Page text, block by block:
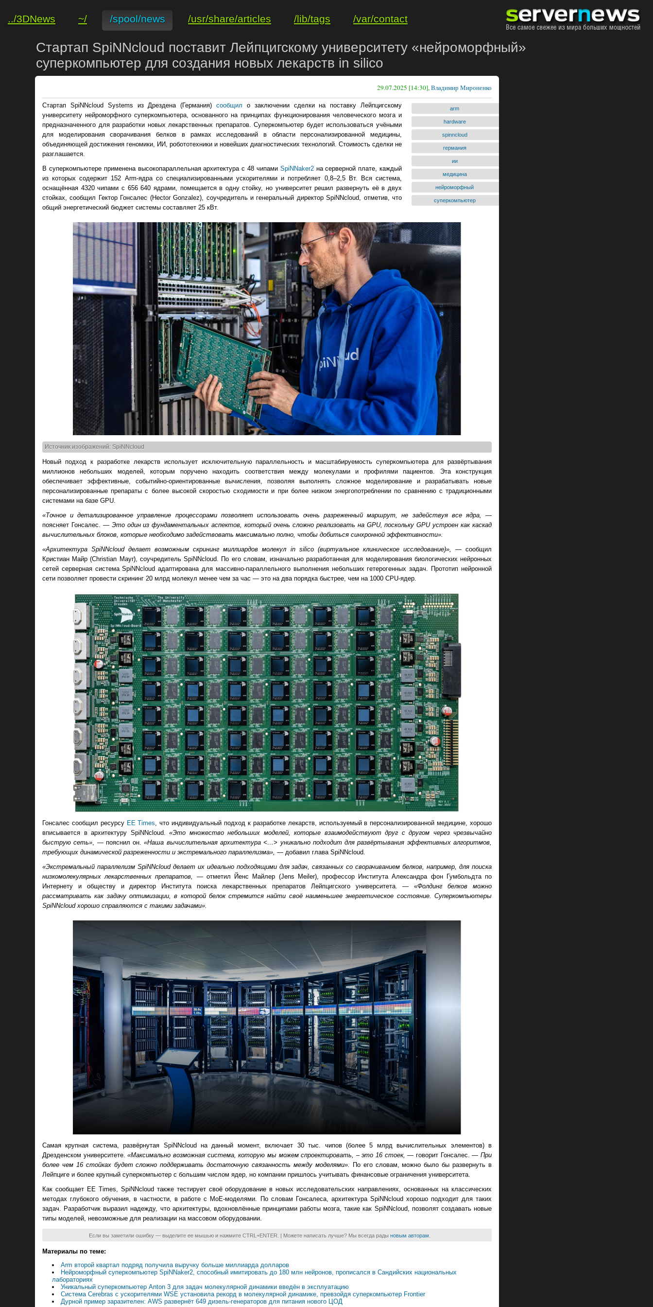
../3DNews ~/ /spool/news /usr/share/articles /lib/tags /var/contact
Стартап SpiNNcloud поставит Лейпцигскому университету «нейроморфный»
суперкомпьютер для создания новых лекарств in silico
29.07.2025 [14:30],Владимир Мироненко
arm
hardware
spinncloud
германия
ии
медицина
нейроморфный
суперкомпьютер
Стартап SpiNNcloud Systems из Дрездена (Германия) сообщил о заключении сделки на поставку Лейпцигскому
университету нейроморфного суперкомпьютера, основанного на принципах функционирования человеческого мозга и
предназначенного для разработки новых лекарственных препаратов. Суперкомпьютер будет использоваться учёными
для моделирования сворачивания белков в рамках исследований в области персонализированной медицины,
объединяющей достижения геномики, ИИ, робототехники и новейших диагностических технологий. Стоимость сделки не
разглашается.
В суперкомпьютере применена высокопараллельная архитектура с 48 чипами SpiNNaker2 на серверной плате, каждый
из которых содержит 152 Arm-ядра со специализированными ускорителями и потребляет 0,8–2,5 Вт. Вся система,
оснащённая 4320 чипами с 656 640 ядрами, помещается в одну стойку, но университет решил развернуть её в двух
стойках, сообщил Гектор Гонсалес (Hector Gonzalez), соучредитель и генеральный директор SpiNNcloud, отметив, что
общий энергетический бюджет системы составляет 25 кВт.
Источник изображений: SpiNNcloud
Новый подход к разработке лекарств использует исключительную параллельность и масштабируемость суперкомпьютера для развёртывания
миллионов небольших моделей, которым поручено находить соответствия между молекулами и профилями пациентов. Эта конструкция
обеспечивает эффективные, событийно-ориентированные вычисления, позволяя выполнять сложное моделирование и разрабатывать новые
персонализированные препараты с более высокой скоростью сходимости и при более низком энергопотреблении по сравнению с традиционными
системами на базе GPU.
«Точное и детализированное управление процессорами позволяет использовать очень разреженный маршрут, не задействуя все ядра,
—
поясняет Гонсалес. — Это один из фундаментальных аспектов, который очень сложно реализовать на GPU, поскольку GPU устроен как каскад
вычислительных блоков, которые необходимо задействовать максимально полно, чтобы добиться синхронной эффективности».
«Архитектура SpiNNcloud делает возможным скрининг миллиардов молекул in silico (виртуальное клиническое исследование)»,
— сообщил
Кристиан Майр (Christian Mayr), соучредитель SpiNNcloud. По его словам, изначально разработанная для моделирования биологических нейронных
сетей серверная система SpiNNcloud адаптирована для массивно-параллельного выполнения небольших гетерогенных задач. Прототип нейронной
сети позволяет провести скрининг 20 млрд молекул менее чем за час — это на два порядка быстрее, чем на 1000 CPU-ядер.
Гонсалес сообщил ресурсу EE Times , что индивидуальный подход к разработке лекарств, используемый в персонализированной медицине, хорошо
вписывается в архитектуру SpiNNcloud. «Это множество небольших моделей, которые взаимодействуют друг с другом через чрезвычайно
быструю сеть» , — пояснил он.«Наша вычислительная архитектура <…> уникально подходит для развёртывания эффективных алгоритмов,
требующих динамической разреженности и экстремального параллелизма», — добавил глава SpiNNcloud.
«Экстремальный параллелизм SpiNNcloud делает их идеально подходящими для задач, связанных со сворачиванием белков, например, для поиска
низкомолекулярных лекарственных препаратов,
— отметил Йенс Майлер (Jens Meiler), профессор Института Александра фон Гумбольдта по
Интернету и обществу и директор Института поиска лекарственных препаратов Лейпцигского университета. — «Фолдинг белков можно
рассматривать как задачу оптимизации, в которой белок стремится найти своё наименьшее энергетическое состояние. Суперкомпьютеры
SpiNNcloud хорошо справляются с такими задачами».
Самая крупная система, развёрнутая SpiNNcloud на данный момент, включает 30 тыс. чипов (более 5 млрд вычислительных элементов) в
Дрезденском университете.«Максимально возможная система, которую мы можем спроектировать, – это 16 стоек, — говорит Гонсалес.— При
более чем 16 стойках будет сложно поддерживать достаточную связанность между моделями».
По его словам, можно было бы развернуть в
Лейпциге и более крупный суперкомпьютер с большим числом ядер, но компании пришлось учитывать финансовые ограничения университета.
Как сообщает EE Times, SpiNNcloud также тестирует своё оборудование в новых исследовательских направлениях, основанных на классических
методах глубокого обучения, в частности, в работе с MoE-моделями. По словам Гонсалеса, архитектура SpiNNcloud хорошо подходит для таких
задач. Разработчик выразил надежду, что архитектуры, вдохновлённые принципами работы мозга, такие как SpiNNcloud, позволят создавать новые
типы моделей, невозможные для реализации на массовом оборудовании.
Если вы заметили ошибку — выделите ее мышью и нажмите CTRL+ENTER. | Можете написать лучше? Мы всегда рады новым авторам
Материалы по теме:
Arm второй квартал подряд получила выручку больше миллиарда долларов
Нейроморфный суперкомпьютер SpiNNaker2, способный имитировать до 180 млн нейронов, прописался в Сандийских национальных
лабораториях
Уникальный суперкомпьютер Anton 3 для задач молекулярной динамики введён в эксплуатацию
Система Cerebras с ускорителями WSE установила рекорд в молекулярной динамике, превзойдя суперкомпьютер Frontier
Дурной пример заразителен: AWS развернёт 649 дизель-генераторов для питания нового ЦОД